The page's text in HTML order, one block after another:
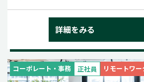
詳細をみる
コーポレート・事務 正社員 リモートワー